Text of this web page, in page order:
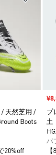
/ 天然芝用 /
Boots
20%off
セ
プ
土
パ